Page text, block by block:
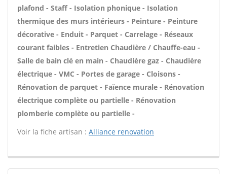
plafond - Staff - Isolation phonique - Isolation
thermique des murs intérieurs - Peinture - Peinture
décorative - Enduit - Parquet - Carrelage - Réseaux
courant faibles - Entretien Chaudière / Chauffe-eau -
Salle de bain clé en main - Chaudière gaz - Chaudière
électrique - VMC - Portes de garage - Cloisons -
Rénovation de parquet - Faïence murale - Rénovation
électrique complète ou partielle - Rénovation
plomberie complète ou partielle -
Voir la fiche artisan : Alliance renovation